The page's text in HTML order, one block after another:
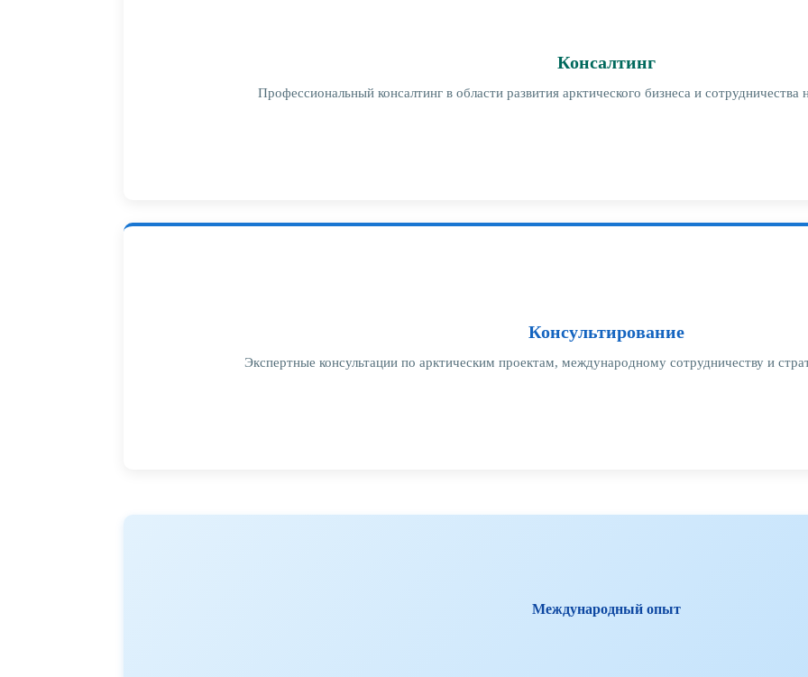
Консалтинг
Профессиональный консалтинг в области развития арктического бизнеса и сотрудничества
Консультирование
Экспертные консультации по арктическим проектам, международному сотрудничеству и
Международный опыт